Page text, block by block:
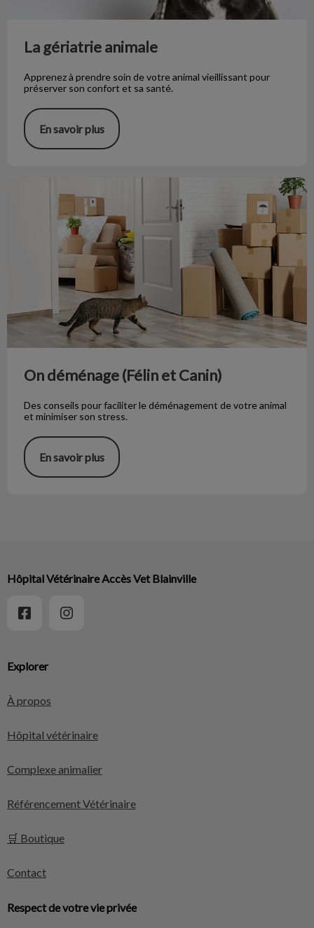
La gériatrie animale
Apprenez à prendre soin de votre animal vieillissant pour
préserver son confort et sa santé.
En savoir plus
On déménage (Félin et Canin)
Des conseils pour faciliter le déménagement de votre animal
et minimiser son stress.
En savoir plus
Explorer
À propos
Hôpital vétérinaire
Complexe animalier
Référencement Vétérinaire
🛒 Boutique
Contact
Respect de votre vie privée
Hôpital Vétérinaire Accès Vet Blainville